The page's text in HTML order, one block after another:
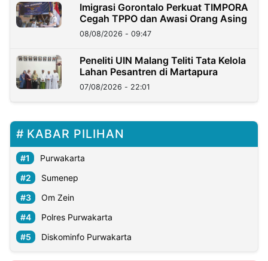
Imigrasi Gorontalo Perkuat TIMPORA
Cegah TPPO dan Awasi Orang Asing
08/08/2026 - 09:47
Peneliti UIN Malang Teliti Tata Kelola
Lahan Pesantren di Martapura
07/08/2026 - 22:01
KABAR PILIHAN
Purwakarta
Sumenep
Om Zein
Polres Purwakarta
Diskominfo Purwakarta